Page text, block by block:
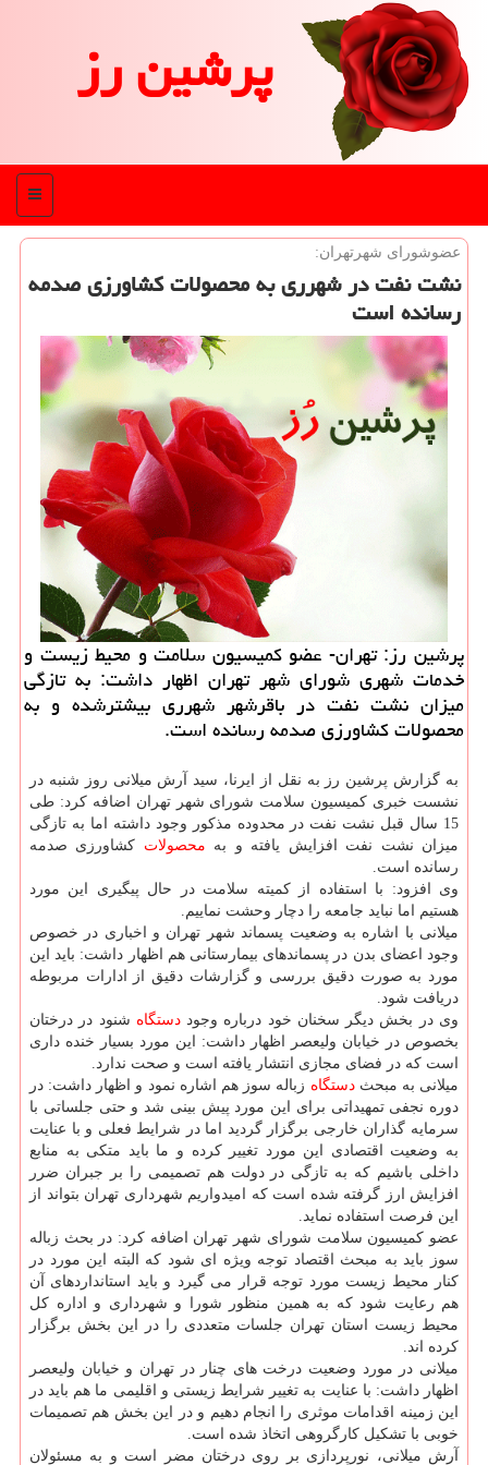
پرشین رز
منو
عضوشورای شهرتهران:
نشت نفت در شهرری به محصولات كشاورزی صدمه
رسانده است
پرشین رز: تهران- عضو كمیسیون سلامت و محیط زیست و
خدمات شهری شورای شهر تهران اظهار داشت: به تازگی
میزان نشت نفت در باقرشهر شهرری بیشترشده و به
محصولات كشاورزی صدمه رسانده است.
به گزارش پرشین رز به نقل از ایرنا، سید آرش میلانی روز شنبه در
نشست خبری كمیسیون سلامت شورای شهر تهران اضافه كرد: طی
15 سال قبل نشت نفت در محدوده مذكور وجود داشته اما به تازگی
میزان نشت نفت افزایش یافته و به محصولات كشاورزی صدمه
رسانده است.
وی افزود: با استفاده از كمیته سلامت در حال پیگیری این مورد
هستیم اما نباید جامعه را دچار وحشت نماییم.
میلانی با اشاره به وضعیت پسماند شهر تهران و اخباری در خصوص
وجود اعضای بدن در پسماندهای بیمارستانی هم اظهار داشت: باید این
مورد به صورت دقیق بررسی و گزارشات دقیق از ادارات مربوطه
دریافت شود.
وی در بخش دیگر سخنان خود درباره وجوددستگاه شنود در درختان
بخصوص در خیابان ولیعصر اظهار داشت: این مورد بسیار خنده داری
است كه در فضای مجازی انتشار یافته است و صحت ندارد.
میلانی به مبحثدستگاه زباله سوز هم اشاره نمود و اظهار داشت: در
دوره نجفی تمهیداتی برای این مورد پیش بینی شد و حتی جلساتی با
سرمایه گذاران خارجی برگزار گردید اما در شرایط فعلی و با عنایت
به وضعیت اقتصادی این مورد تغییر كرده و ما باید متكی به منابع
داخلی باشیم كه به تازگی در دولت هم تصمیمی را بر جبران ضرر
افزایش ارز گرفته شده است كه امیدواریم شهرداری تهران بتواند از
این فرصت استفاده نماید.
عضو كمیسیون سلامت شورای شهر تهران اضافه كرد: در بحث زباله
سوز باید به مبحث اقتصاد توجه ویژه ای شود كه البته این مورد در
كنار محیط زیست مورد توجه قرار می گیرد و باید استانداردهای آن
هم رعایت شود كه به همین منظور شورا و شهرداری و اداره كل
محیط زیست استان تهران جلسات متعددی را در این بخش برگزار
كرده اند.
میلانی در مورد وضعیت درخت های چنار در تهران و خیابان ولیعصر
اظهار داشت: با عنایت به تغییر شرایط زیستی و اقلیمی ما هم باید در
این زمینه اقدامات موثری را انجام دهیم و در این بخش هم تصمیمات
خوبی با تشكیل كارگروهی اتخاذ شده است.
آرش میلانی، نورپردازی بر روی درختان مضر است و به مسئولان